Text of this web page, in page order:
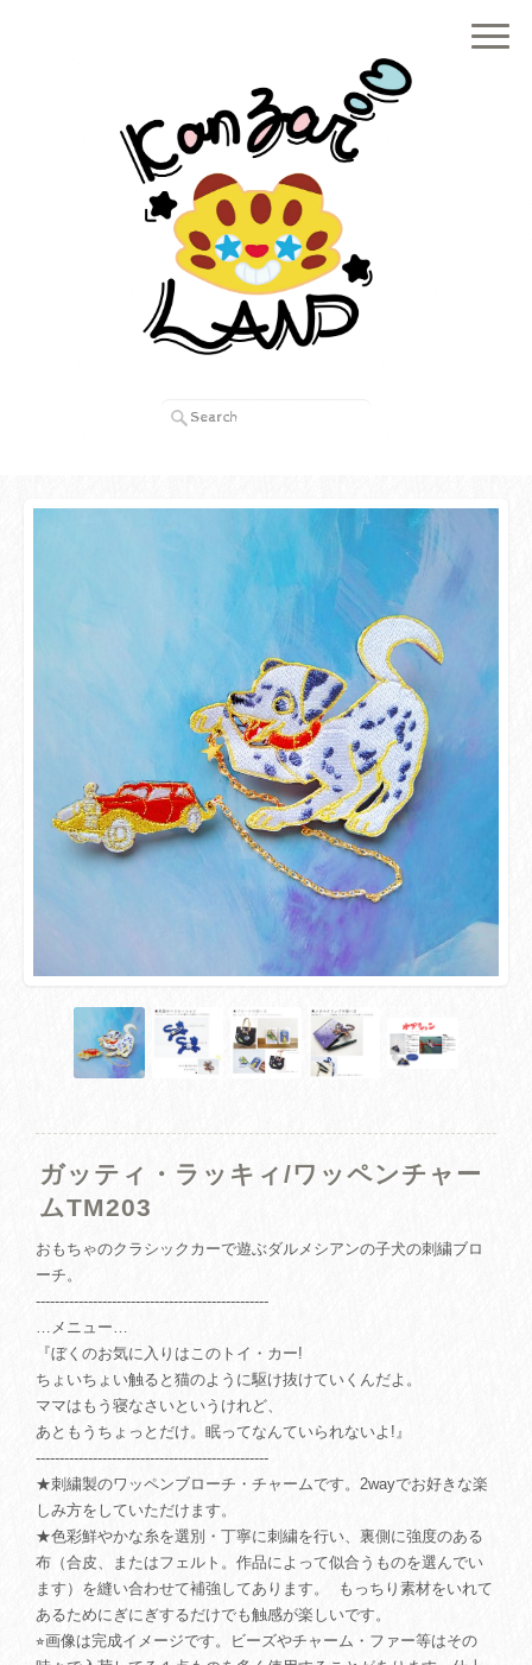
ガッティ・ラッキィ/ワッペンチャー
ムTM203
おもちゃのクラシックカーで遊ぶダルメシアンの子犬の刺繍ブロ
ーチ。
-------------------------------------------------
…メニュー…
『ぼくのお気に入りはこのトイ・カー!
ちょいちょい触ると猫のように駆け抜けていくんだよ。
ママはもう寝なさいというけれど、
あともうちょっとだけ。眠ってなんていられないよ!』
-------------------------------------------------
★刺繍製のワッペンブローチ・チャームです。2wayでお好きな楽
しみ方をしていただけます。
★色彩鮮やかな糸を選別・丁寧に刺繍を行い、裏側に強度のある
布（合皮、またはフェルト。作品によって似合うものを選んでい
ます）を縫い合わせて補強してあります。 もっちり素材をいれて
あるためにぎにぎするだけでも触感が楽しいです。
⭐︎画像は完成イメージです。ビーズやチャーム・ファー等はその